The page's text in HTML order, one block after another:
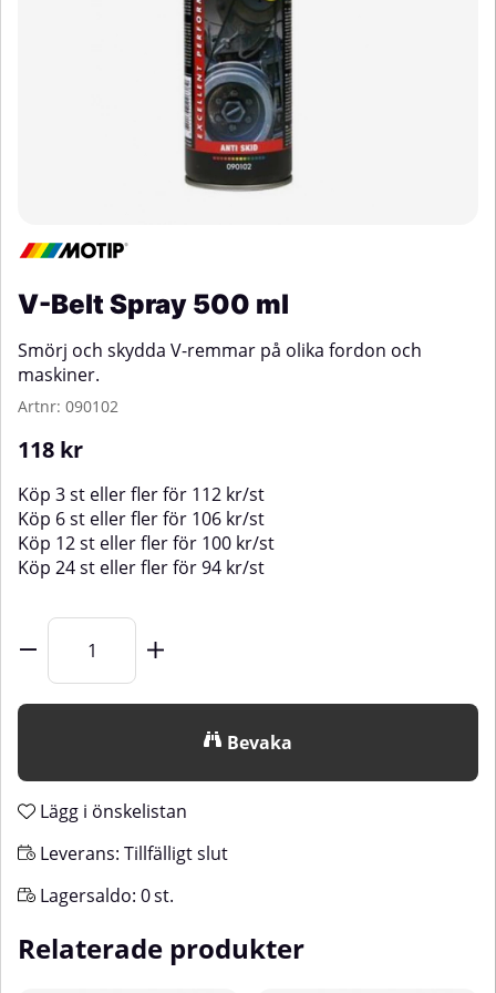
V-Belt Spray 500 ml
Smörj och skydda V-remmar på olika fordon och
maskiner.
Artnr: 090102
118 kr
Köp 3 st eller fler för 112 kr/st
Köp 6 st eller fler för 106 kr/st
Köp 12 st eller fler för 100 kr/st
Köp 24 st eller fler för94 kr/st
Bevaka
Lägg i önskelistan
Leverans: Tillfälligt slut
Lagersaldo: 0st.
Relaterade produkter